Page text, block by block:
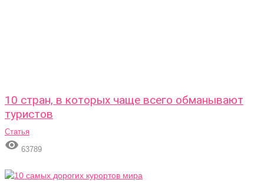
10 стран, в которых чаще всего обманывают
туристов
Статья
 63789